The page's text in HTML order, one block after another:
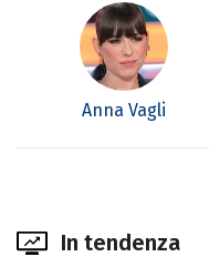
Anna Vagli
In tendenza